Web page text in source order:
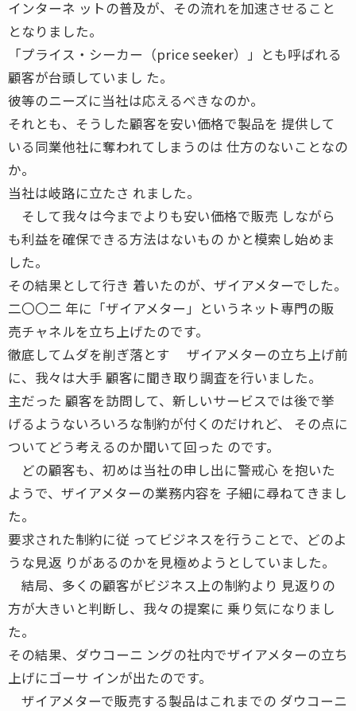
インターネ ットの普及が、その流れを加速させること
となりました。
「プライス・シーカー（price seeker）」とも呼ばれる
顧客が台頭していまし た。
彼等のニーズに当社は応えるべきなのか。
それとも、そうした顧客を安い価格で製品を 提供して
いる同業他社に奪われてしまうのは 仕方のないことなの
か。
当社は岐路に立たさ れました。
そして我々は今までよりも安い価格で販売 しながら
も利益を確保できる方法はないもの かと模索し始めま
した。
その結果として行き 着いたのが、ザイアメターでした。
二〇〇二 年に「ザイアメター」というネット専門の販
売チャネルを立ち上げたのです。
徹底してムダを削ぎ落とす ザイアメターの立ち上げ前
に、我々は大手 顧客に聞き取り調査を行いました。
主だった 顧客を訪問して、新しいサービスでは後で挙
げるようないろいろな制約が付くのだけれど、 その点に
ついてどう考えるのか聞いて回った のです。
どの顧客も、初めは当社の申し出に警戒心 を抱いた
ようで、ザイアメターの業務内容を 子細に尋ねてきまし
た。
要求された制約に従 ってビジネスを行うことで、どのよ
うな見返 りがあるのかを見極めようとしていました。
結局、多くの顧客がビジネス上の制約より 見返りの
方が大きいと判断し、我々の提案に 乗り気になりまし
た。
その結果、ダウコーニ ングの社内でザイアメターの立ち
上げにゴーサ インが出たのです。
ザイアメターで販売する製品はこれまでの ダウコーニ